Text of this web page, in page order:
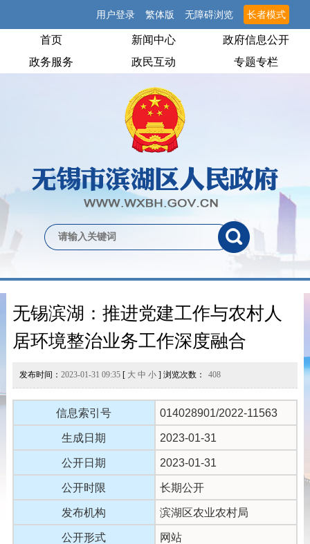
用户登录 繁体版 无障碍浏览 长者模式
首页 新闻中心
政府信息公开
政务服务
政民互动 专题专栏
无锡滨湖：推进党建工作与农村人
居环境整治业务工作深度融合
发布时间： 2023-01-31 09:35[ 大 中 小] 浏览次数： 408
信息索引号 014028901/2022-11563
生成日期 2023-01-31
公开日期 2023-01-31
公开时限 长期公开
发布机构 滨湖区农业农村局
公开形式 网站